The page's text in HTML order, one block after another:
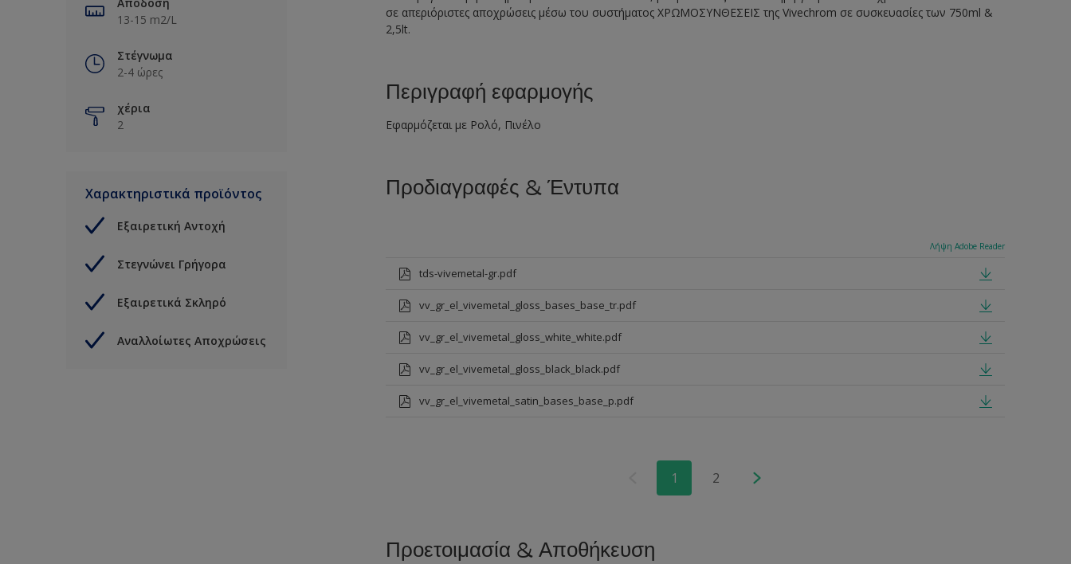
13-15 m2/L
Στέγνωμα
2-4 ώρες
χέρια
2
Χαρακτηριστικά προϊόντος
Εξαιρετική Αντοχή
Στεγνώνει Γρήγορα
Εξαιρετικά Σκληρό
Αναλλοίωτες Αποχρώσεις
σε απεριόριστες αποχρώσεις μέσω του συστήματος XΡΩΜΟΣΥΝΘΕΣΕΙΣ της Vivechrom σε συσκευασίες των 750ml &
2,5lt.
Περιγραφή εφαρμογής
Εφαρμόζεται με Ρολό, Πινέλο
Προδιαγραφές & Έντυπα
Λήψη Adobe Reader
tds-vivemetal-gr.pdf
vv_gr_el_vivemetal_gloss_bases_base_tr.pdf
vv_gr_el_vivemetal_gloss_white_white.pdf
vv_gr_el_vivemetal_gloss_black_black.pdf
vv_gr_el_vivemetal_satin_bases_base_p.pdf
1 2
Προετοιμασία & Αποθήκευση